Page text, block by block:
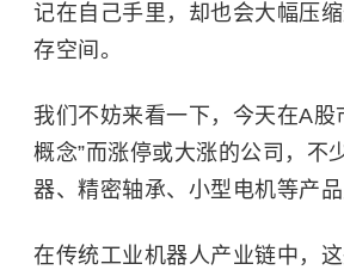
记在自己手里，却也会大幅压
存空间。
我们不妨来看一下，今天在A股
概念”而涨停或大涨的公司，不
器、精密轴承、小型电机等产品
在传统工业机器人产业链中，